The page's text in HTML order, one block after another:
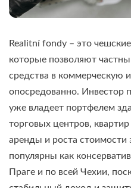
Realitní fondy – это
которые позволяют
средства в
опосредованно. Инвестор
уже владеет портфелем
торговых центров,
аренды и роста стоимости
популярны как
Праге и по всей Чехии,